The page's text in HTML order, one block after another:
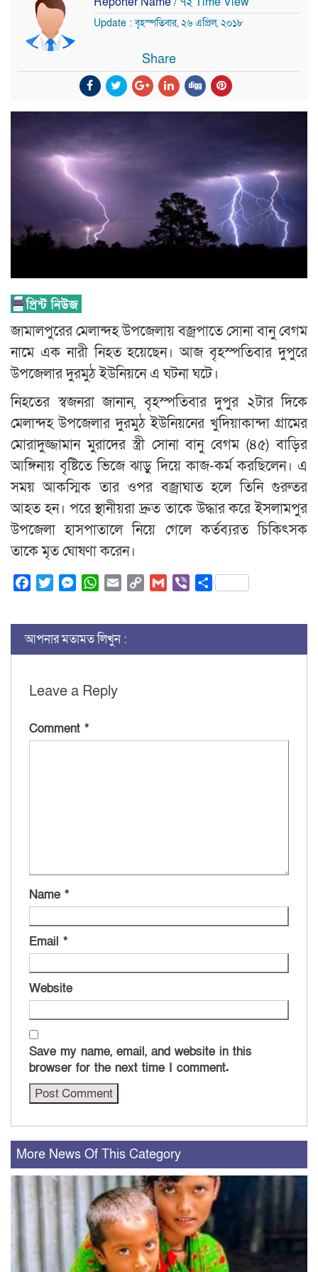
Update : বৃহস্পতিবার, ২৬ এপ্রিল, ২০১৮
Share
জামালপুরের মেলান্দহ উপজেলায় বজ্রপাতে সোনা বানু বেগম
নামে এক নারী নিহত হয়েছেন। আজ বৃহস্পতিবার দুপুরে
উপজেলার দুরমুঠ ইউনিয়নে এ ঘটনা ঘটে।
নিহতের স্বজনরা জানান, বৃহস্পতিবার দুপুর ২টার দিকে
মেলান্দহ উপজেলার দুরমুঠ ইউনিয়নের খুদিয়াকান্দা গ্রামের
মোরাদুজ্জামান মুরাদের স্ত্রী সোনা বানু বেগম (৪৫) বাড়ির
আঙ্গিনায় বৃষ্টিতে ভিজে ঝাড়ু দিয়ে কাজ-কর্ম করছিলেন। এ
সময় আকস্মিক তার ওপর বজ্রাঘাত হলে তিনি গুরুতর
আহত হন। পরে স্থানীয়রা দ্রুত তাকে উদ্ধার করে ইসলামপুর
উপজেলা হাসপাতালে নিয়ে গেলে কর্তব্যরত চিকিৎসক
তাকে মৃত ঘোষণা করেন।
FacebookTwitterMessenger
WhatsApp
Email Copy
Gmail ViberShare
আপনার মতামত লিখুন :
Leave a Reply
Comment *
Name *
Email *
Website
Save my name, email, and website in this
browser for the next time I comment.
More News Of This Category